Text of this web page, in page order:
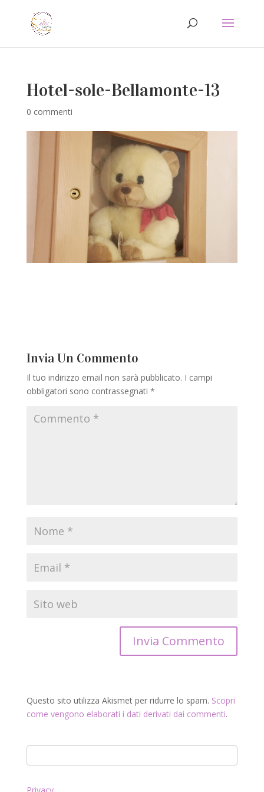
Hotel-sole-Bellamonte-13
0 commenti
Invia Un Commento
Il tuo indirizzo email non sarà pubblicato. I campi
obbligatori sono contrassegnati *
Questo sito utilizza Akismet per ridurre lo spam. Scopri
come vengono elaborati i dati derivati dai commenti.